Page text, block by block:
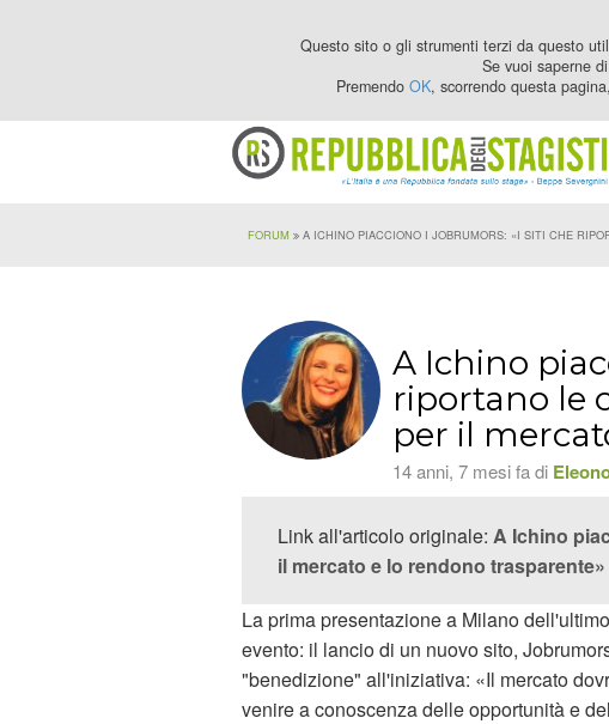
PER
FORUM A ICHINO PIACCIONO I JOBRUMORS: «I SITI CHE
A Ichino
riportano le
per il
14 anni, 7 mesi fa di
Link all'articolo originale: A Ichino
il mercato e lo rendono trasparente»
La prima presentazione a Milano
evento: il lancio di un nuovo sito,
"benedizione" all'iniziativa: «Il mercato
venire a conoscenza delle opportunità e
Questo sito o gli strumenti terzi da questo
Se vuoi saperne
Premendo OK, scorrendo questa